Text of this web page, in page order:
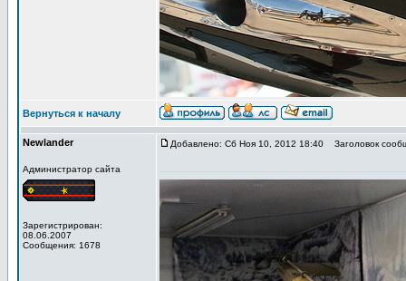
Вернуться к началу
Newlander
Администратор сайта
Зарегистрирован:
08.06.2007
Сообщения: 1678
Добавлено: Сб Ноя 10, 2012 18:40 Заголовок